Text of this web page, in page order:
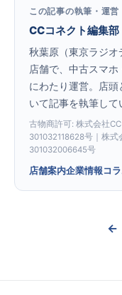
この記事の執筆・運営
CCコネクト編集部
秋葉原（東京ラジオ
店舗で、中古スマ
にわたり運営。店
いて記事を執筆して
古物商許可: 株式会社
301032118628号｜株
301032006645号
店舗案内企業情報コ
←